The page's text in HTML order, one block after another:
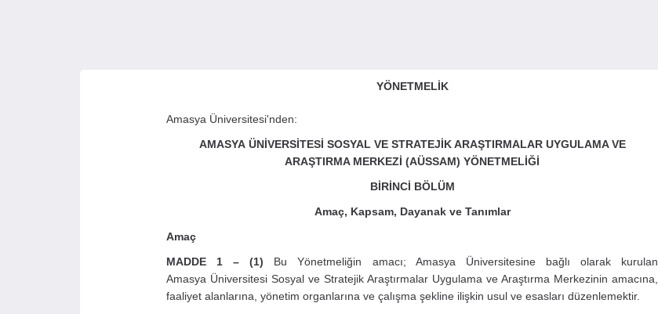
YÖNETMELİK
Amasya Üniversitesi'nden:
AMASYA ÜNİVERSİTESİ SOSYAL VE STRATEJİK ARAŞTIRMALAR UYGULAMA VE
ARAŞTIRMA MERKEZİ (AÜSSAM) YÖNETMELİĞİ
BİRİNCİ BÖLÜM
Amaç, Kapsam, Dayanak ve Tanımlar
Amaç
MADDE 1 – (1) Bu Yönetmeliğin amacı; Amasya Üniversitesine bağlı olarak kurulan
Amasya Üniversitesi Sosyal ve Stratejik Araştırmalar Uygulama ve Araştırma Merkezinin amacına,
faaliyet alanlarına, yönetim organlarına ve çalışma şekline ilişkin usul ve esasları düzenlemektir.